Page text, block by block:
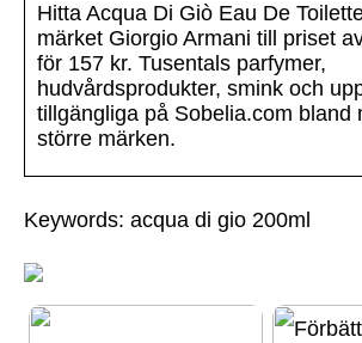
Hitta Acqua Di Giò Eau De
märket Giorgio Armani till priset
för 157 kr. Tusentals parfymer,
hudvårdsprodukter, smink och
tillgängliga på Sobelia.com bland
större märken.
Keywords: acqua di gio 200ml